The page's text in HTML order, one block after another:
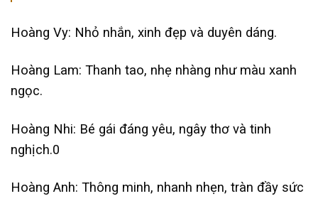
Hoàng Vy: Nhỏ nhắn, xinh đẹp và duyên dáng.
Hoàng Lam: Thanh tao, nhẹ nhàng như màu xanh
ngọc.
Hoàng Nhi: Bé gái đáng yêu, ngây thơ và tinh
nghịch.0
Hoàng Anh: Thông minh, nhanh nhẹn, tràn đầy sức